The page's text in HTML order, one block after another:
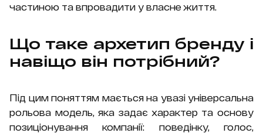
частиною та впровадити у власне життя.
Що таке архетип бренду і
навіщо він потрібний?
Під цим поняттям мається на увазі універсальна
рольова модель, яка задає характер та основу
позиціонування компанії: поведінку, голос,